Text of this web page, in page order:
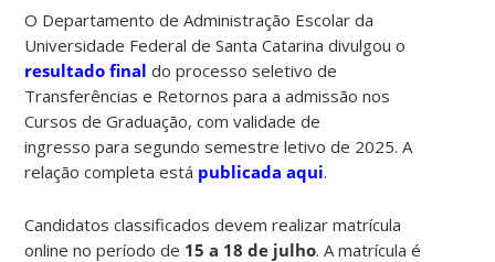
O Departamento de Administração Escolar da
Universidade Federal de Santa Catarina divulgou o
resultado final do processo seletivo de
Transferências e Retornos para a admissão nos
Cursos de Graduação, com validade de
ingresso para segundo semestre letivo de 2025. A
relação completa está publicada aqui.
Candidatos classificados devem realizar matrícula
online no período de 15 a 18 de julho. A matrícula é